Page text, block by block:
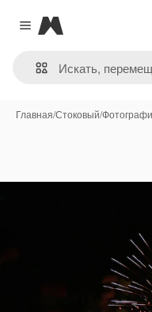
Close menu
Magnific
Главная/Стоковый/